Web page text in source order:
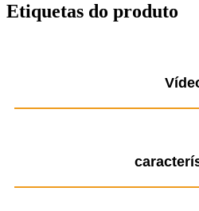
Etiquetas do produto